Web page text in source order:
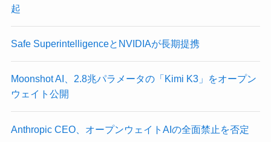
起
Safe SuperintelligenceとNVIDIAが長期提携
Moonshot AI、2.8兆パラメータの「Kimi K3」をオープン
ウェイト公開
Anthropic CEO、オープンウェイトAIの全面禁止を否定